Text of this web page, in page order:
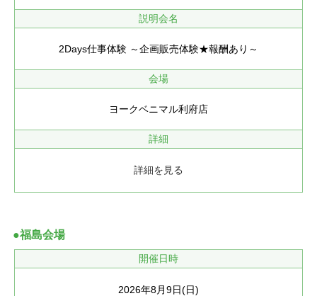
説明会名
2Days仕事体験 ～企画販売体験★報酬あり～
会場
ヨークベニマル利府店
詳細
詳細を見る
●福島会場
開催日時
2026年8月9日(日)